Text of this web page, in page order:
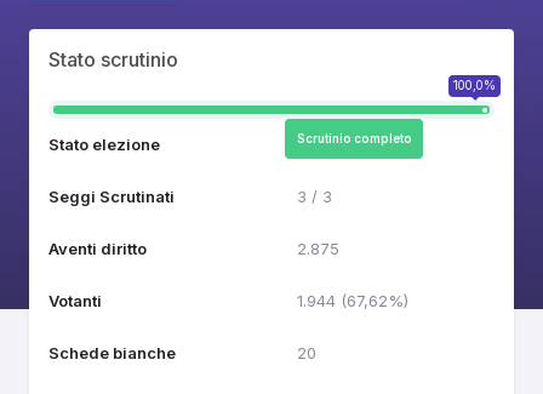
Stato scrutinio
100,0%
Stato elezione Scrutinio completo
Seggi Scrutinati 3 / 3
Aventi diritto 2.875
Votanti 1.944 (67,62%)
Schede bianche 20